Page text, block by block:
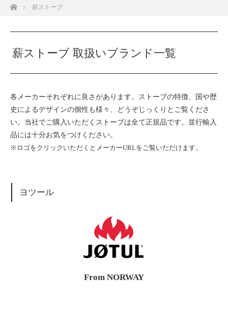
ホーム薪ストーブ
薪ストーブ 取扱いブランド一覧
各メーカーそれぞれに良さがあります。ストーブの特徴、国や歴
史によるデザインの個性も様々、どうぞじっくりとご覧くださ
い。当社でご購入いただくストーブは全て正規品です。並行輸入
品には十分お気をつけください。
※ロゴをクリックいただくとメーカーURLをご覧いただけます。
ヨツール
From NORWAY